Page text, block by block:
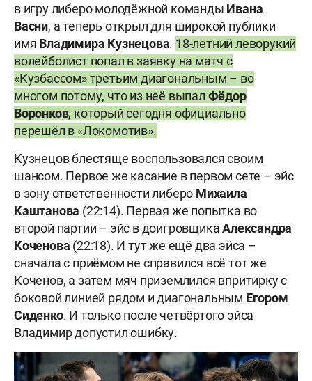
в игру либеро молодёжной команды Ивана
Васни, а теперь открыл для широкой публики
имя Владимира Кузнецова. 18-летний леворукий
волейболист попал в заявку на матч с
«Кузбассом» третьим диагональным – во
многом потому, что из неё выпал Фёдор
Воронков, который сегодня официально
перешёл в «Локомотив».
Кузнецов блестяще воспользовался своим
шансом. Первое же касание в первом сете – эйс
в зону ответственности либеро Михаила
Каштанова (22:14). Первая же попытка во
второй партии – эйс в доигровщикаАлександра
Коченова (22:18). И тут же ещё два эйса –
сначала с приёмом не справился всё тот же
Коченов, а затем мяч приземлился впритирку с
боковой линией рядом и диагональным Егором
Сиденко. И только после четвёртого эйса
Владимир допустил ошибку.